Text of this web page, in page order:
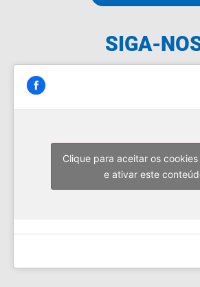
SIGA-
Clique para aceitar os
e ativar este